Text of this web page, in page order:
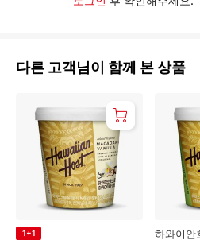
다른 고객님이 함께 본 상품
1+1
하와이안